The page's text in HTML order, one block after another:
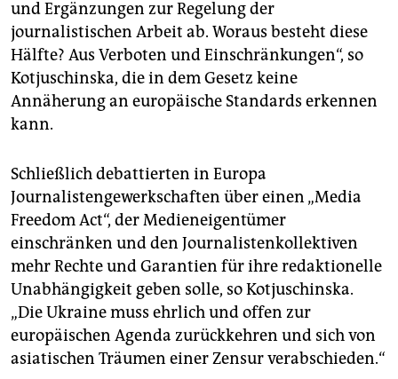
und Ergänzungen zur Regelung der
journalistischen Arbeit ab. Woraus besteht diese
Hälfte? Aus Verboten und Einschränkungen“, so
Kotjuschinska, die in dem Gesetz keine
Annäherung an europäische Standards erkennen
kann.
Schließlich debattierten in Europa
Journalistengewerkschaften über einen „Media
Freedom Act“, der Medien­eigentümer
einschränken und den Journalistenkollektiven
mehr Rechte und Garantien für ihre redaktionelle
Unabhängigkeit geben solle, so Kotjuschinska.
„Die Ukraine muss ehrlich und offen zur
europäischen Agenda zurückkehren und sich von
asiatischen Träumen einer Zensur verabschieden.“